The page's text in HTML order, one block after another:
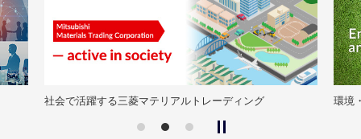
環境・品質活動の取り組み